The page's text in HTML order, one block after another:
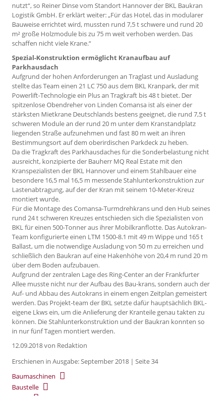
nutzt“, so Reiner Dinse vom Standort Hannover der BKL Baukran
Logistik GmbH. Er erklärt weiter: „Für das Hotel, das in modularer
Bauweise errichtet wird, mussten rund 7,5 t schwere und rund 20
m² große Holzmodule bis zu 75 m weit verhoben werden. Das
schaffen nicht viele Krane.“
Spezial-Konstruktion ermöglicht Kranaufbau auf
Parkhausdach
Aufgrund der hohen Anforderungen an Traglast und Ausladung
stellte das Team einen 21 LC 750 aus dem BKL Kranpark, der mit
Powerlift-Technologie ein Plus an Tragkraft bis 48 t bietet. Der
spitzenlose Obendreher von Linden Comansa ist als einer der
stärksten Mietkrane Deutschlands bestens geeignet, die rund 7,5 t
schweren Module an der rund 20 m unter dem Kranstandplatz
liegenden Straße aufzunehmen und fast 80 m weit an ihren
Bestimmungsort auf dem oberirdischen Parkdeck zu heben.
Da die Tragkraft des Parkhausdaches für die Sonderbelastung nicht
ausreicht, konzipierte der Bauherr MQ Real Estate mit den
Kranspezialisten der BKL Hannover und einem Stahlbauer eine
besondere 16,5 mal 16,5 m messende Stahlunterkonstruktion zur
Lastenabtragung, auf der der Kran mit seinem 10-Meter-Kreuz
montiert wurde.
Für die Montage des Comansa-Turmdrehkrans und den Hub seines
rund 24 t schweren Kreuzes entschieden sich die Spezialisten von
BKL für einen 500-Tonner aus ihrer Mobilkranflotte. Das Autokran-
Team konfigurierte einen LTM 1500-8.1 mit 49 m Wippe und 165 t
Ballast, um die notwendige Ausladung von 50 m zu erreichen und
schließlich den Baukran auf eine Hakenhöhe von 20,4 m rund 20 m
über dem Boden aufzubauen.
Aufgrund der zentralen Lage des Ring-Center an der Frankfurter
Allee musste nicht nur der Aufbau des Bau-krans, sondern auch der
Auf- und Abbau des Autokrans in einem engen Zeitplan gemeistert
werden. Das Projekt-team der BKL setzte dafür hauptsächlich BKL-
eigene Lkws ein, um die Anlieferung der Kranteile genau takten zu
können. Die Stahlunterkonstruktion und der Baukran konnten so
in nur fünf Tagen montiert werden.
12.09.2018von Redaktion
Erschienen in Ausgabe: September 2018 | Seite 34
Baumaschinen
Baustelle